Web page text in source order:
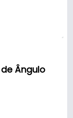
Ângulo